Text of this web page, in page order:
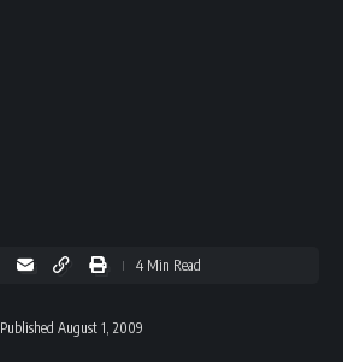
Published August 1, 2009
4 Min Read